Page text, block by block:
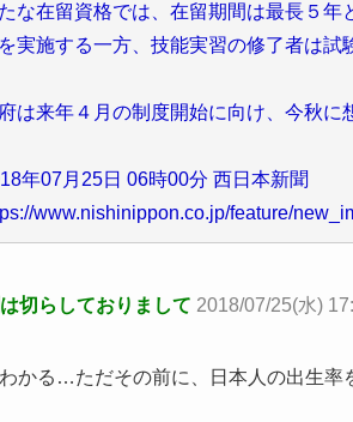
な在留資格では、在留期間は最長５
実施する一方、技能実習の修了者は試
は来年４月の制度開始に向け、今秋に
年07月25日 06時00分 西日本新聞
www.nishinippon.co.jp/feature/
切らしておりまして 2018/07/25(水)
かる…ただその前に、日本人の出生率